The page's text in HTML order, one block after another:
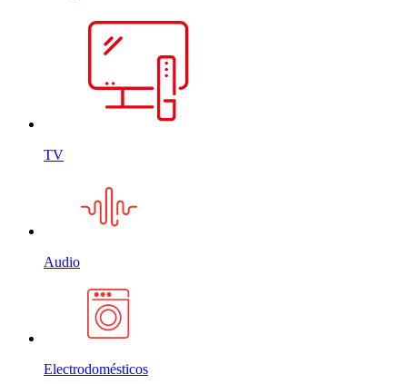
TV
Audio
Electrodomésticos